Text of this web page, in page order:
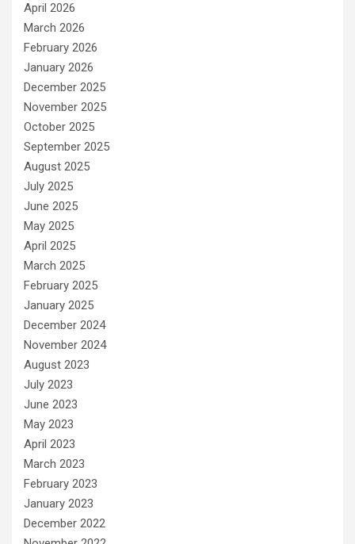
April 2026
March 2026
February 2026
January 2026
December 2025
November 2025
October 2025
September 2025
August 2025
July 2025
June 2025
May 2025
April 2025
March 2025
February 2025
January 2025
December 2024
November 2024
August 2023
July 2023
June 2023
May 2023
April 2023
March 2023
February 2023
January 2023
December 2022